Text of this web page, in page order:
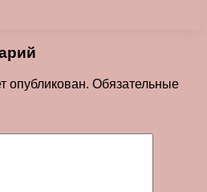
опубликован. Обязательные